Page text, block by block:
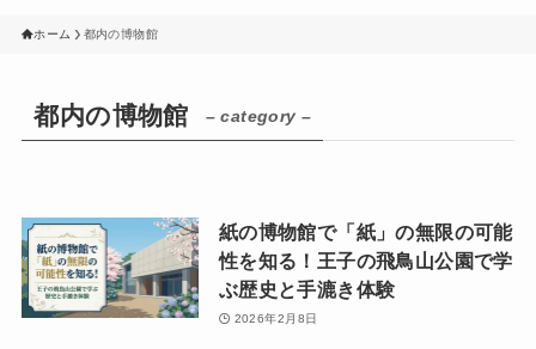
ホーム 都内の博物館
都内の博物館 – category –
紙の博物館で「紙」の無限の可能
性を知る！王子の飛鳥山公園で学
ぶ歴史と手漉き体験
2026年2月8日